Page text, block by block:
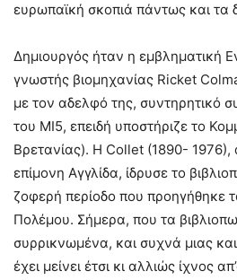
ευρωπαϊκή σκοπιά πάντως και τα
Δημιουργός ήταν η εμβληματική
γνωστής βιομηχανίας Ricket
με τον αδελφό της, συντηρητικό
του ΜΙ5, επειδή υποστήριζε το
Βρετανίας). Η Collet (1890- 1976),
επίμονη Αγγλίδα, ίδρυσε το
ζοφερή περίοδο που προηγήθηκε
Πολέμου. Σήμερα, που τα
συρρικνωμένα, και συχνά μιας
έχει μείνει έτσι κι αλλιώς ίχνος